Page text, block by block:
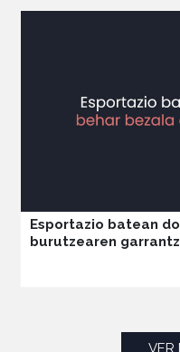
Esportazio batean
burutzearen
VER